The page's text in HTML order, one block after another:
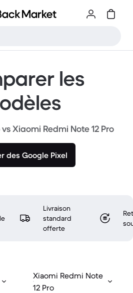
les
Xiaomi Redmi Note 12 Pro
des Google Pixel
Livraison
standard
offerte
Xiaomi Redmi Note
12 Pro